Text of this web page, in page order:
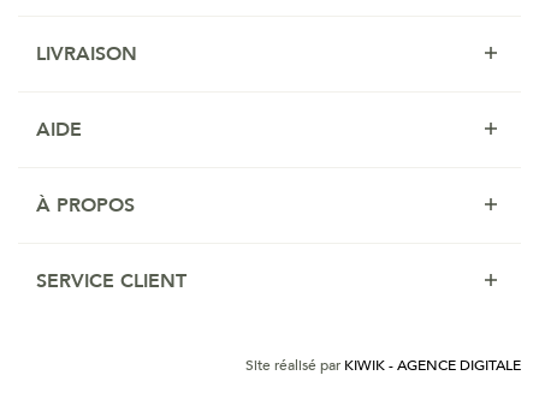
LIVRAISON
AIDE
À PROPOS
SERVICE CLIENT
Site réalisé par KIWIK - AGENCE DIGITALE